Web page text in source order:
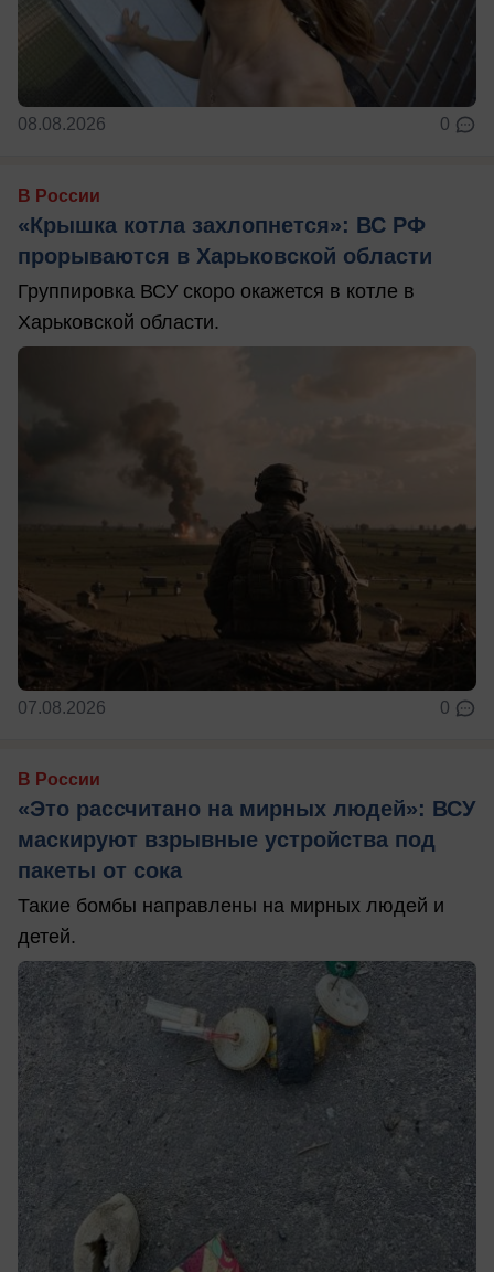
08.08.2026 0
В России
«Крышка котла захлопнется»: ВС РФ
прорываются в Харьковской области
Группировка ВСУ скоро окажется в котле в
Харьковской области.
07.08.2026 0
В России
«Это рассчитано на мирных людей»: ВСУ
маскируют взрывные устройства под
пакеты от сока
Такие бомбы направлены на мирных людей и
детей.